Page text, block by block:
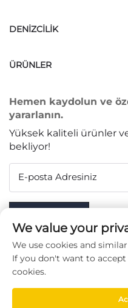
DENIZCILIK
ÜRÜNLER
Hemen kaydolun ve
yararlanın.
Yüksek kaliteli ürünler
bekliyor!
E-posta Adresiniz
BIZI TAKIP EDIN
We value your
We use cookies and
If you don't want to accept
cookies.